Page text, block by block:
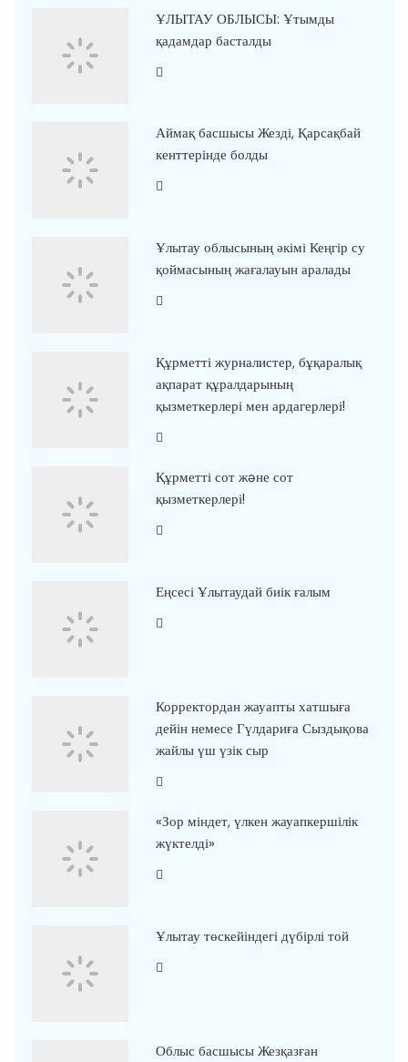
ҰЛЫТАУ ОБЛЫСЫ: Ұтымды
қадамдар басталды
Аймақ басшысы Жезді, Қарсақбай
кенттерінде болды
Ұлытау облысының әкімі Кеңгір су
қоймасының жағалауын аралады
Құрметті журналистер, бұқаралық
ақпарат құралдарының
қызметкерлері мен ардагерлері!
Құрметті сот жəне сот
қызметкерлері!
Еңсесі Ұлытаудай биік ғалым
Корректордан жауапты хатшыға
дейін немесе Гүлдариға Сыздықова
жайлы үш үзік сыр
«Зор міндет, үлкен жауапкершілік
жүктелді»
Ұлытау төскейіндегі дүбірлі той
Облыс басшысы Жезқазған